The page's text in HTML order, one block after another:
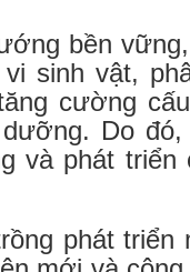
bền
sinh vật,
cường
Do
và phát triển
phát triển